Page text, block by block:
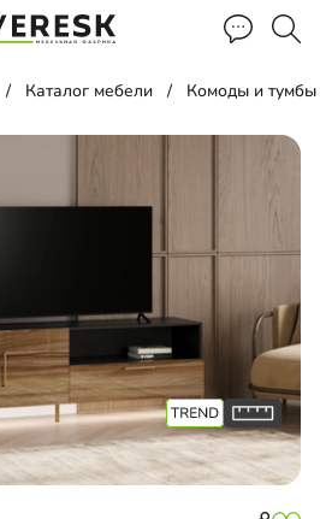
Каталог мебели Комоды и тумбы